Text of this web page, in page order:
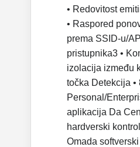
• Redovitost
• Raspored
prema SSID-u/
pristupnika3 •
izolacija između
točka Detekcija •
Personal/
aplikacija Da
hardverski
Omada